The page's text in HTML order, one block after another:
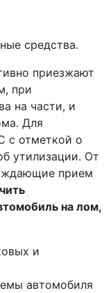
средства.
приезжают
при
на части, и
Для
с отметкой о
утилизации. От
прием
на лом,
и
автомобиля